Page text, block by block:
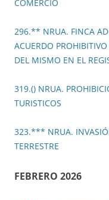
COMERCIO
296.** NRUA. FINCA
ACUERDO
DEL MISMO EN EL
319.() NRUA.
TURISTICOS
323.*** NRUA.
TERRESTRE
FEBRERO 2026